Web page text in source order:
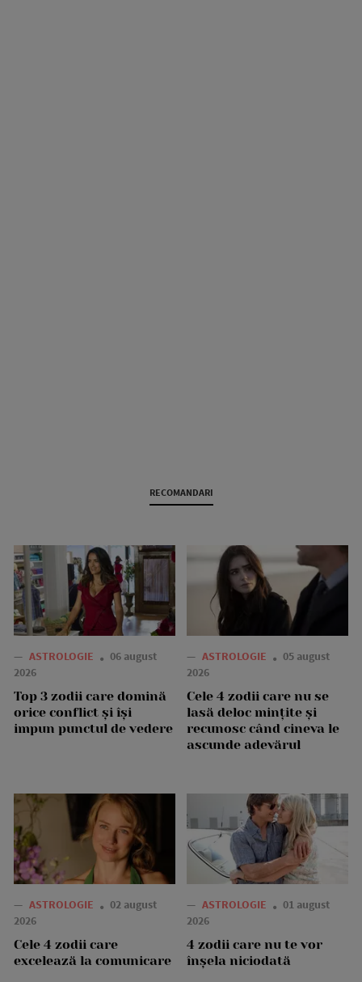
RECOMANDARI
— ASTROLOGIE
06 august
2026
Top 3 zodii care domină
orice conflict și își
impun punctul de vedere
— ASTROLOGIE
05 august
2026
Cele 4 zodii care nu se
lasă deloc mințite și
recunosc când cineva le
ascunde adevărul
— ASTROLOGIE
02 august
2026
Cele 4 zodii care
excelează la comunicare
— ASTROLOGIE
01 august
2026
4 zodii care nu te vor
înșela niciodată